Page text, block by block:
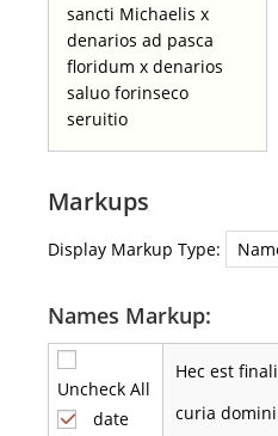
sancti Michaelis x
denarios ad pasca
floridum x denarios
saluo forinseco
seruitio
Markups
Display Markup Type:
Names Markup:
Uncheck All
date
Hec est
curia